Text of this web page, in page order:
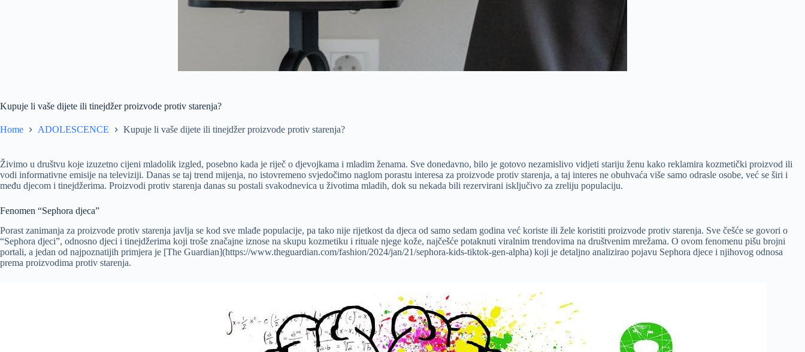
Kupuje li vaše dijete ili tinejdžer proizvode protiv starenja?
Home ADOLESCENCE Kupuje li vaše dijete ili tinejdžer proizvode protiv starenja?
Živimo u društvu koje izuzetno cijeni mladolik izgled, posebno kada je riječ o djevojkama i mladim ženama. Sve donedavno, bilo je gotovo nezamislivo vidjeti stariju ženu kako reklamira kozmetički proizvod ili
vodi informativne emisije na televiziji. Danas se taj trend mijenja, no istovremeno svjedočimo naglom porastu interesa za proizvode protiv starenja, a taj interes ne obuhvaća više samo odrasle osobe, već se širi i
među djecom i tinejdžerima. Proizvodi protiv starenja danas su postali svakodnevica u životima mladih, dok su nekada bili rezervirani isključivo za zreliju populaciju.
Fenomen “Sephora djeca”
Porast zanimanja za proizvode protiv starenja javlja se kod sve mlađe populacije, pa tako nije rijetkost da djeca od samo sedam godina već koriste ili žele koristiti proizvode protiv starenja. Sve češće se govori o
“Sephora djeci”, odnosno djeci i tinejdžerima koji troše značajne iznose na skupu kozmetiku i rituale njege kože, najčešće potaknuti viralnim trendovima na društvenim mrežama. O ovom fenomenu pišu brojni
portali, a jedan od najpoznatijih primjera je [The Guardian](https://www.theguardian.com/fashion/2024/jan/21/sephora-kids-tiktok-gen-alpha) koji je detaljno analizirao pojavu Sephora djece i njihovog odnosa
prema proizvodima protiv starenja.